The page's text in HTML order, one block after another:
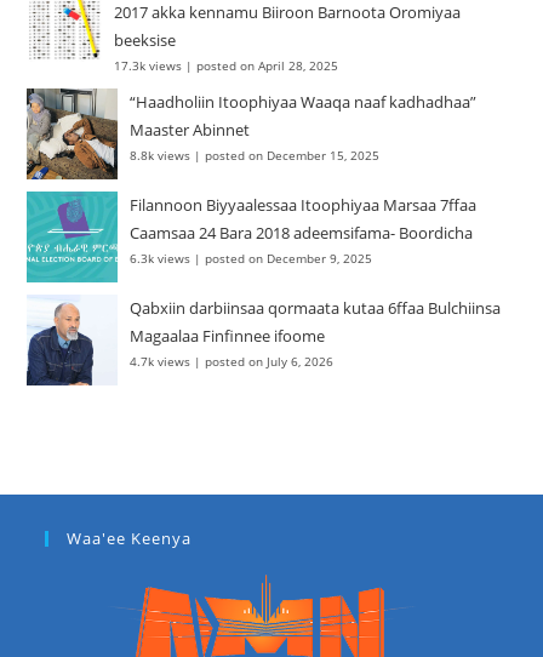
2017 akka kennamu Biiroon Barnoota Oromiyaa
beeksise
17.3k views |posted on April 28, 2025
“Haadholiin Itoophiyaa Waaqa naaf kadhadhaa”
Maaster Abinnet
8.8k views |posted on December 15, 2025
Filannoon Biyyaalessaa Itoophiyaa Marsaa 7ffaa
Caamsaa 24 Bara 2018 adeemsifama- Boordicha
6.3k views |posted on December 9, 2025
Qabxiin darbiinsaa qormaata kutaa 6ffaa Bulchiinsa
Magaalaa Finfinnee ifoome
4.7k views |posted on July 6, 2026
Waa'ee Keenya